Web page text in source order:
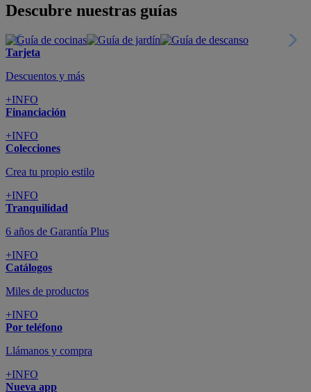
Descubre nuestras guías
Tarjeta
Descuentos y más
+INFO
Financiación
+INFO
Colecciones
Crea tu propio estilo
+INFO
Tranquilidad
6 años de Garantía Plus
+INFO
Catálogos
Miles de productos
+INFO
Por teléfono
Llámanos y compra
+INFO
Nueva app